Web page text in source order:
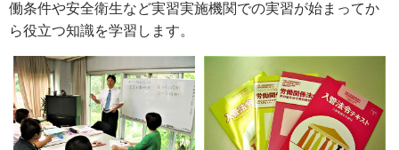
働条件や安全衛生など実習実施機関での実習が始まってか
ら役立つ知識を学習します。